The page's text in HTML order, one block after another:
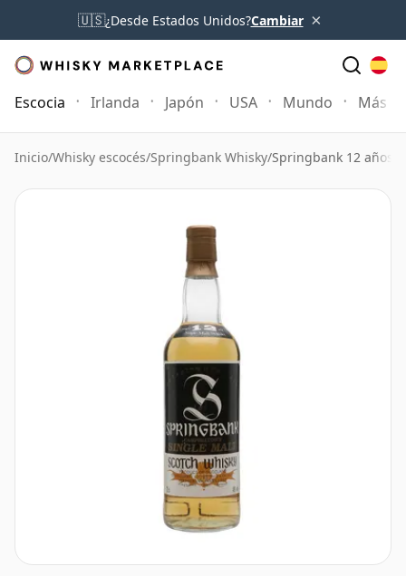
🇺🇸¿Desde Estados Unidos?Cambiar ×
Escocia Irlanda Japón USA Mundo Más
Inicio/Whisky escocés/Springbank Whisky/Springbank 12 años